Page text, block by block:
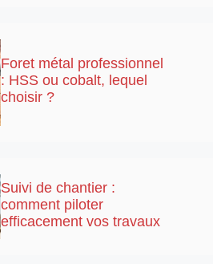
Foret métal professionnel
: HSS ou cobalt, lequel
choisir ?
Suivi de chantier :
comment piloter
efficacement vos travaux